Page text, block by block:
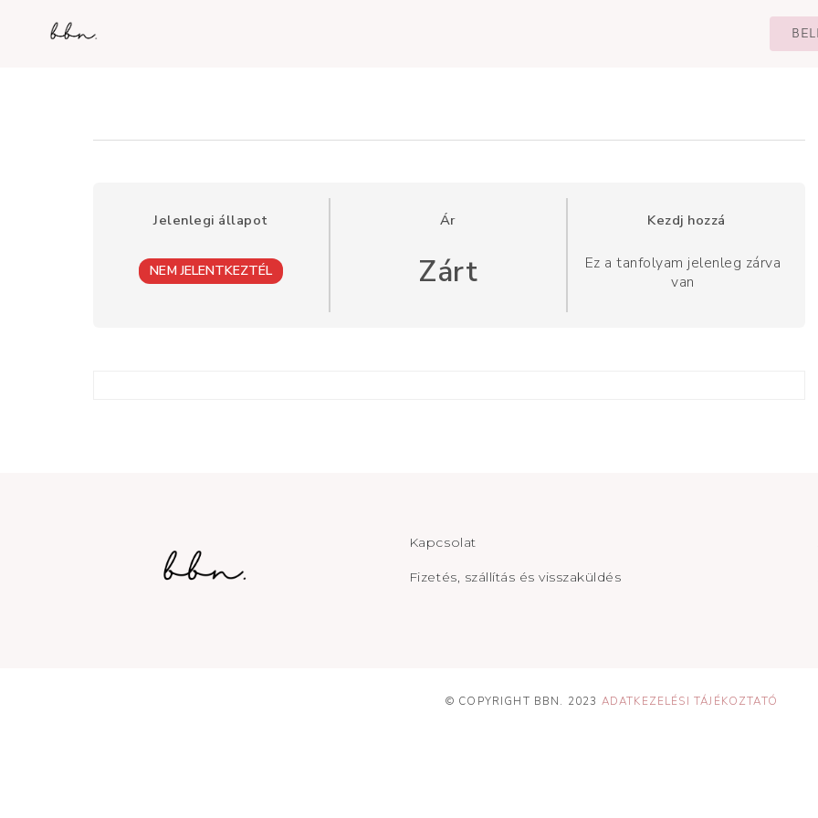
Jelenlegi állapot
NEM JELENTKEZTÉL
Ár
Zárt
Kezdj hozzá
Ez a tanfolyam jelenleg zárva
van
Kapcsolat
Fizetés, szállítás és visszaküldés
© COPYRIGHT BBN. 2023 ADATKEZELÉSI TÁJÉKOZTATÓ